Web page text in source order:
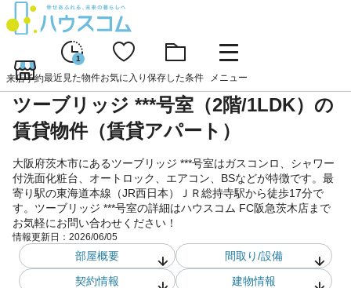
来店予約
1
最近見た物件お気に入り 保存した条件 メニュー
ツーブリッジ ***号室（2階/1LDK）の
賃貸物件（賃貸アパート）
大阪府茨木市にあるツーブリッジ ***号室はガスコンロ、シャワー
付洗面化粧台、オートロック、エアコン、BSなどが特徴です。最
寄り駅の東海道本線（JR西日本）ＪＲ総持寺駅から徒歩17分で
す。ツーブリッジ ***号室の詳細はハウスコム FC阪急茨木店まで
お気軽にお問い合わせください！
情報更新日： 2026/06/05
部屋概要
間取り/設備
契約情報
建物情報